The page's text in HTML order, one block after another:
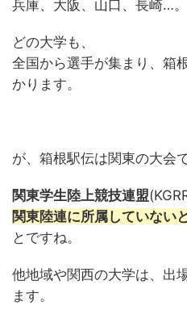
兵庫、大阪、山口、長崎…。
どの大学も、
全国から選手が集まり、箱
かります。
が、箱根駅伝は関東の大会で
関東学生陸上競技連盟
関東陸連に所属していない
とですね。
他地域や関西の大学は、出
ます。